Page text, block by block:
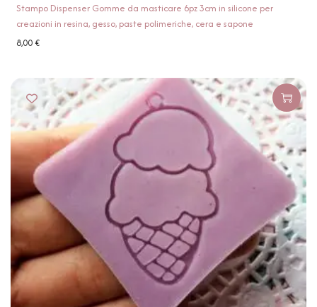
Stampo Dispenser Gomme da masticare 6pz 3cm in silicone per
creazioni in resina, gesso, paste polimeriche, cera e sapone
8,00€